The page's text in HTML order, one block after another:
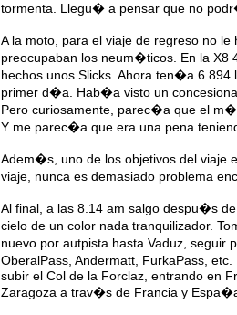
tormenta. Llegu� a pensar que no
A la moto, para el viaje de regreso no
preocupaban los neum�ticos. En la X8
hechos unos Slicks. Ahora ten�a
primer d�a. Hab�a visto un
Pero curiosamente, parec�a que el
Y me parec�a que era una pena
Adem�s, uno de los objetivos del viaje
viaje, nunca es demasiado problema
Al final, a las 8.14 am salgo despu�s
cielo de un color nada tranquilizador.
nuevo por autpista hasta Vaduz,
OberalPass, Andermatt, FurkaPass,
subir el Col de la Forclaz, entrando en
Zaragoza a trav�s de Francia y